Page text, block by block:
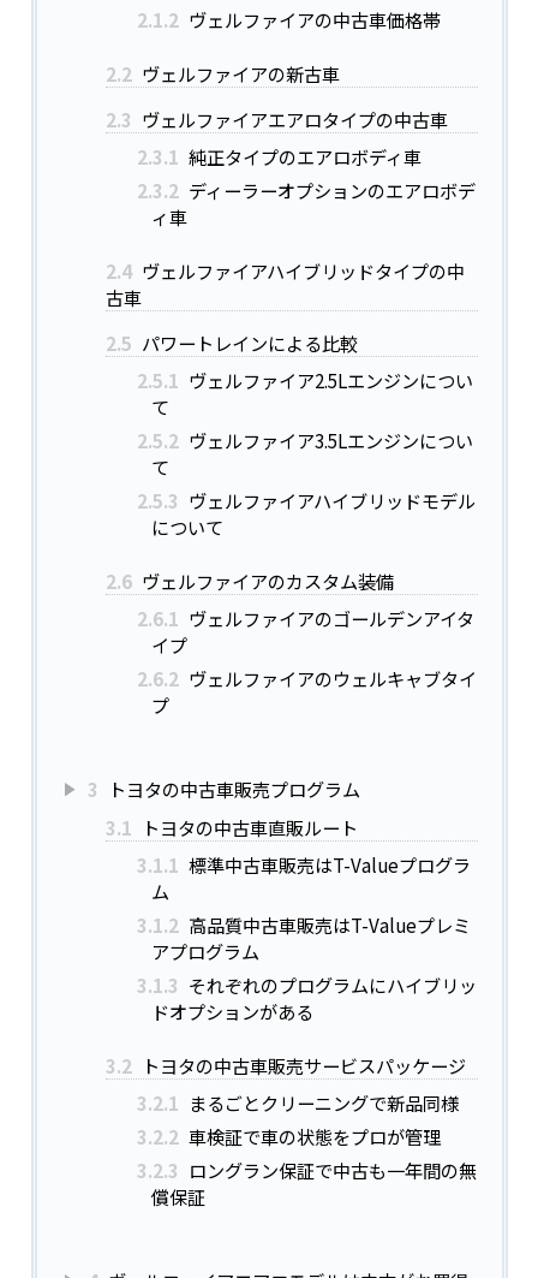
2.1.2 ヴェルファイアの中古車価格帯
2.2 ヴェルファイアの新古車
2.3 ヴェルファイアエアロタイプの中古車
2.3.1 純正タイプのエアロボディ車
2.3.2 ディーラーオプションのエアロボデ
ィ車
2.4 ヴェルファイアハイブリッドタイプの中
古車
2.5 パワートレインによる比較
2.5.1 ヴェルファイア2.5Lエンジンについ
て
2.5.2 ヴェルファイア3.5Lエンジンについ
て
2.5.3 ヴェルファイアハイブリッドモデル
について
2.6 ヴェルファイアのカスタム装備
2.6.1 ヴェルファイアのゴールデンアイタ
イプ
2.6.2 ヴェルファイアのウェルキャブタイ
プ
3
トヨタの中古車販売プログラム
3.1
トヨタの中古車直販ルート
3.1.1 標準中古車販売はT-Valueプログラ
ム
3.1.2 高品質中古車販売はT-Valueプレミ
アプログラム
3.1.3 それぞれのプログラムにハイブリッ
ドオプションがある
3.2 トヨタの中古車販売サービスパッケージ
3.2.1 まるごとクリーニングで新品同様
3.2.2 車検証で車の状態をプロが管理
3.2.3 ロングラン保証で中古も一年間の無
償保証